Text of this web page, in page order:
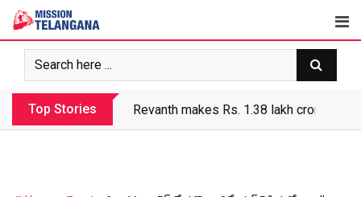
Skip
content
Top Stories Revanth makes Rs. 1.38 lakh crore debt